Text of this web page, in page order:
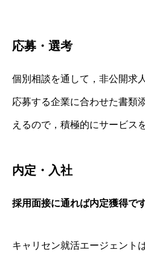
応募・選考
個別相談を通して，非公開求
応募する企業に合わせた書類
えるので，積極的にサービス
内定・入社
採用面接に通れば内定獲得です
キャリセン就活エージェント